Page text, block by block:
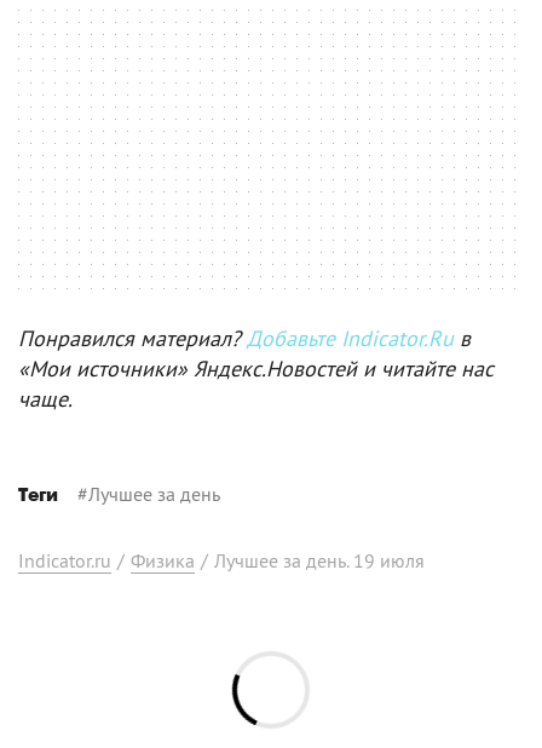
Понравился материал?Добавьте Indicator.Ruв
«Мои источники» Яндекс.Новостей и читайте нас
чаще.
Теги #Лучшее за день
Indicator.ru / Физика / Лучшее за день. 19 июля